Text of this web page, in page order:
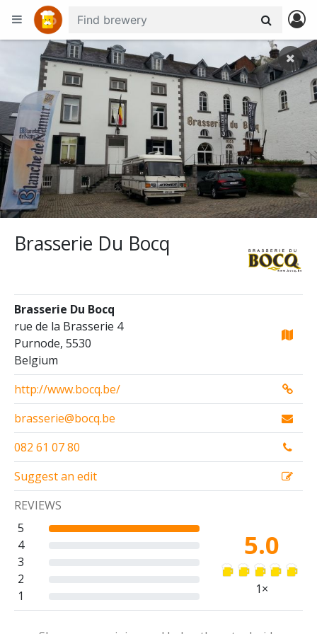
Brasserie Du Bocq
Brasserie Du Bocq
rue de la Brasserie 4
Purnode, 5530
Belgium
http://www.bocq.be/
brasserie@bocq.be
082 61 07 80
Suggest an edit
REVIEWS
5
4
3
2
1
5.0
1×